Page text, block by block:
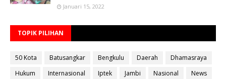
Januari 15, 2022
TOPIK PILIHAN
50 Kota Batusangkar Bengkulu Daerah
Dhamasraya
Hukum
Internasional Iptek Jambi Nasional
News